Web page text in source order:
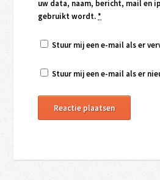
uw data, naam, bericht, mail en
gebruikt wordt.*
Stuur mij een e-mail als er
Stuur mij een e-mail als er